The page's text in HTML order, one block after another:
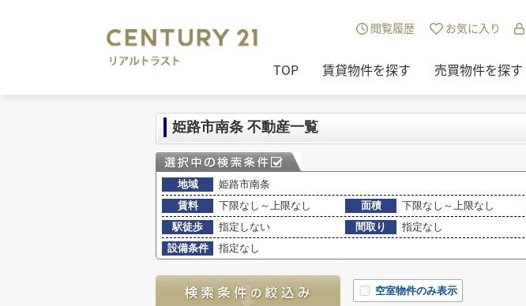
閲覧履歴 お気に入り
TOP 賃貸物件を探す 売買物件を探す
姫路市南条 不動産一覧
地域
姫路市南条
賃料
下限なし～上限なし 面積 下限なし～上限なし
駅徒歩
指定しない 間取り
指定なし
設備条件
指定なし
空室物件のみ表示